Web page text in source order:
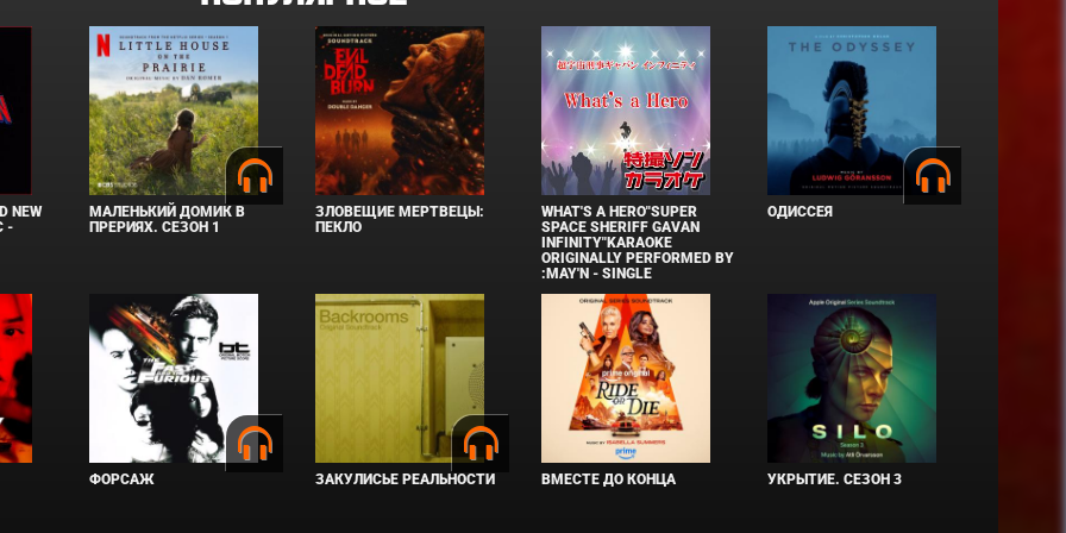
NEW
-
МАЛЕНЬКИЙ ДОМИК В
ПРЕРИЯХ. СЕЗОН 1
ЗЛОВЕЩИЕ МЕРТВЕЦЫ:
ПЕКЛО
WHAT'S A HERO"SUPER
SPACE SHERIFF GAVAN
INFINITY"KARAOKE
ORIGINALLY PERFORMED BY
:MAY'N - SINGLE
ОДИССЕЯ
ФОРСАЖ ЗАКУЛИСЬЕ РЕАЛЬНОСТИ ВМЕСТЕ ДО КОНЦА УКРЫТИЕ. СЕЗОН 3